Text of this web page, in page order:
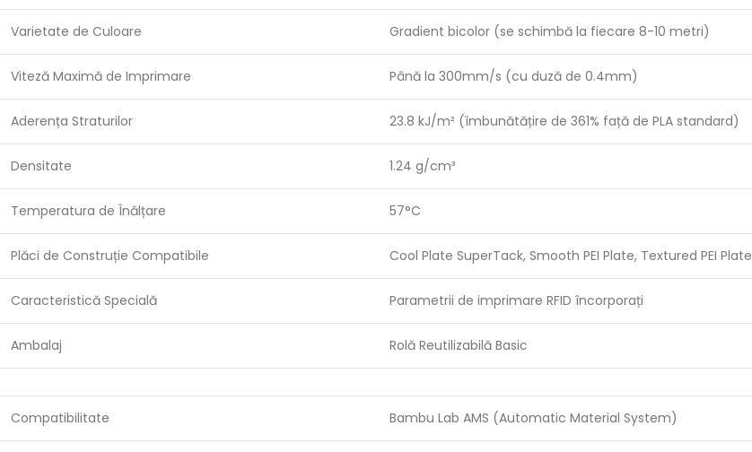
Varietate de Culoare Gradient bicolor (se schimbă la fiecare 8-10 metri)
Viteză Maximă de Imprimare Până la 300mm/s (cu duză de 0.4mm)
Aderența Straturilor 23.8 kJ/m² (îmbunătățire de 361% față de PLA standard)
Densitate 1.24 g/cm³
Temperatura de Înălțare 57°C
Plăci de Construție Compatibile Cool Plate SuperTack, Smooth PEI Plate, Textured PEI Plate
Caracteristică Specială Parametrii de imprimare RFID încorporați
Ambalaj Rolă Reutilizabilă Basic
Compatibilitate Bambu Lab AMS (Automatic Material System)